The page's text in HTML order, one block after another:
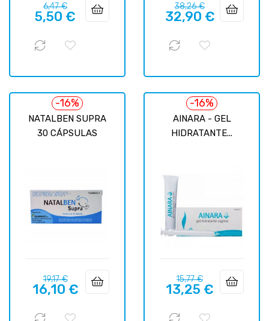
Prix
habituel
6,47 €Prix
5,50 €
Prix
habituel
38,26 €Prix
32,90 €
NATALBEN SUPRA
30 CÁPSULAS
-16%
Prix
habituel
19,17 €Prix
16,10 €
AINARA - GEL
HIDRATANTE...
-16%
Prix
habituel
15,77 €Prix
13,25 €